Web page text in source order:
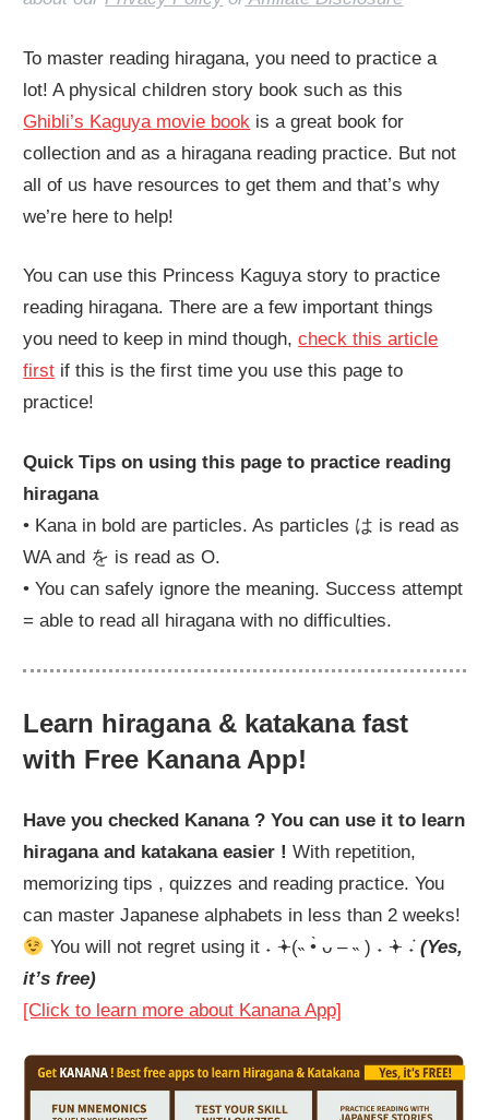
To master reading hiragana, you need to practice a
lot! A physical children story book such as this
Ghibli’s Kaguya movie book is a great book for
collection and as a hiragana reading practice. But not
all of us have resources to get them and that’s why
we’re here to help!
You can use this Princess Kaguya story to practice
reading hiragana. There are a few important things
you need to keep in mind though,check this article
first if this is the first time you use this page to
practice!
Quick Tips on using this page to practice reading
hiragana
• Kana in bold are particles. As particles は is read as
WA and を is read as O.
• You can safely ignore the meaning. Success attempt
= able to read all hiragana with no difficulties.
Learn hiragana & katakana fast
with Free Kanana App!
Have you checked Kanana ? You can use it to learn
hiragana and katakana easier ! With repetition,
memorizing tips , quizzes and reading practice. You
can master Japanese alphabets in less than 2 weeks!
You will not regret using it ˖ ݁𖥔(˵ •̀ ᴗ – ˵ ) ˖ ݁𖥔 ݁˖ (Yes,
it’s free)
[Click to learn more about Kanana App]